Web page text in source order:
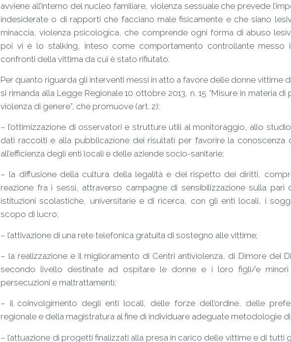
avviene all’interno del nucleo familiare, violenza sessuale che prevede
indesiderate o di rapporti che facciano male fisicamente e che siano
minaccia, violenza psicologica, che comprende ogni forma di abuso
poi vi è lo stalking, inteso come comportamento controllante messo
confronti della vittima da cui è stato rifiutato.
Per quanto riguarda gli interventi messi in atto a favore delle donne vittime
si rimanda alla Legge Regionale 10 ottobre 2013, n. 15 “Misure in materia di
violenza di genere”, che promuove (art. 2):
– l’ottimizzazione di osservatori e strutture utili al monitoraggio, allo studio
dati raccolti e alla pubblicazione dei risultati per favorire la conoscenza
all’efficienza degli enti locali e delle aziende socio-sanitarie;
– la diffusione della cultura della legalità e del rispetto dei diritti,
reazione fra i sessi, attraverso campagne di sensibilizzazione sulla
istituzioni scolastiche, universitarie e di ricerca, con gli enti locali, i
scopo di lucro;
– l’attivazione di una rete telefonica gratuita di sostegno alle vittime;
– la realizzazione e il miglioramento di Centri antiviolenza, di Dimore dei
secondo livello destinate ad ospitare le donne e i loro figli/e
persecuzioni e maltrattamenti;
– il coinvolgimento degli enti locali, delle forze dell’ordine, delle
regionale e della magistratura al fine di individuare adeguate metodologie
– l’attuazione di progetti finalizzati alla presa in carico delle vittime e di